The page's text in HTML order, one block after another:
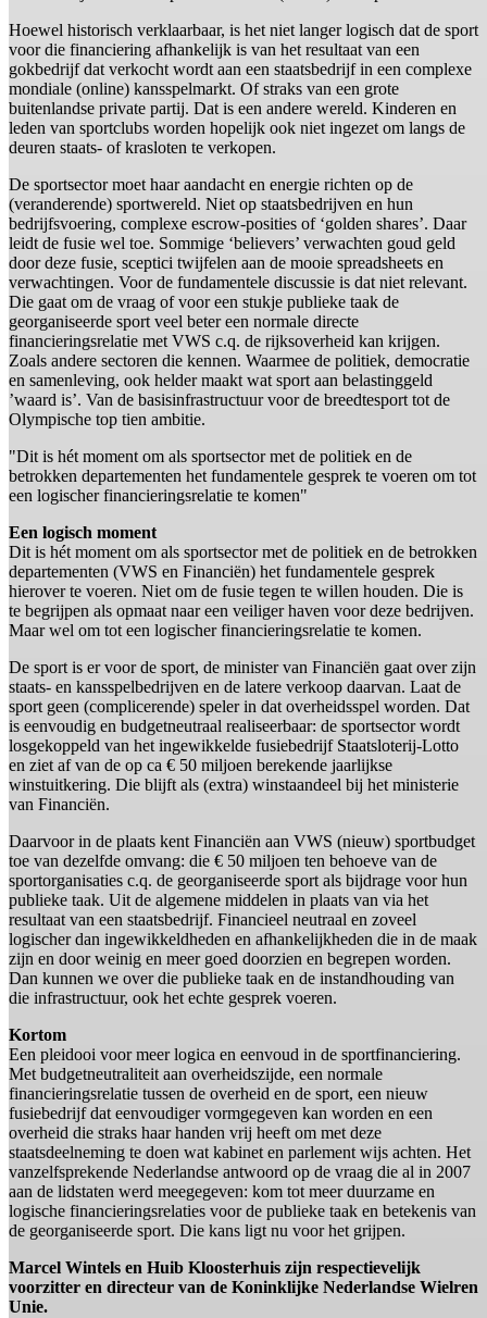
Hoewel historisch verklaarbaar, is het niet langer logisch dat de sport
voor die financiering afhankelijk is van het resultaat van een
gokbedrijf dat verkocht wordt aan een staatsbedrijf in een complexe
mondiale (online) kansspelmarkt. Of straks van een grote
buitenlandse private partij. Dat is een andere wereld. Kinderen en
leden van sportclubs worden hopelijk ook niet ingezet om langs de
deuren staats- of krasloten te verkopen.
De sportsector moet haar aandacht en energie richten op de
(veranderende) sportwereld. Niet op staatsbedrijven en hun
bedrijfsvoering, complexe escrow-posities of ‘golden shares’. Daar
leidt de fusie wel toe. Sommige ‘believers’ verwachten goud geld
door deze fusie, sceptici twijfelen aan de mooie spreadsheets en
verwachtingen. Voor de fundamentele discussie is dat niet relevant.
Die gaat om de vraag of voor een stukje publieke taak de
georganiseerde sport veel beter een normale directe
financieringsrelatie met VWS c.q. de rijksoverheid kan krijgen.
Zoals andere sectoren die kennen. Waarmee de politiek, democratie
en samenleving, ook helder maakt wat sport aan belastinggeld
’waard is’. Van de basisinfrastructuur voor de breedtesport tot de
Olympische top tien ambitie.
"Dit is hét moment om als sportsector met de politiek en de
betrokken departementen het fundamentele gesprek te voeren om tot
een logischer financieringsrelatie te komen"
Een logisch moment
Dit is hét moment om als sportsector met de politiek en de betrokken
departementen (VWS en Financiën) het fundamentele gesprek
hierover te voeren. Niet om de fusie tegen te willen houden. Die is
te begrijpen als opmaat naar een veiliger haven voor deze bedrijven.
Maar wel om tot een logischer financieringsrelatie te komen.
De sport is er voor de sport, de minister van Financiën gaat over zijn
staats- en kansspelbedrijven en de latere verkoop daarvan. Laat de
sport geen (complicerende) speler in dat overheidsspel worden. Dat
is eenvoudig en budgetneutraal realiseerbaar: de sportsector wordt
losgekoppeld van het ingewikkelde fusiebedrijf Staatsloterij-Lotto
en ziet af van de op ca € 50 miljoen berekende jaarlijkse
winstuitkering. Die blijft als (extra) winstaandeel bij het ministerie
van Financiën.
Daarvoor in de plaats kent Financiën aan VWS (nieuw) sportbudget
toe van dezelfde omvang: die € 50 miljoen ten behoeve van de
sportorganisaties c.q. de georganiseerde sport als bijdrage voor hun
publieke taak. Uit de algemene middelen in plaats van via het
resultaat van een staatsbedrijf. Financieel neutraal en zoveel
logischer dan ingewikkeldheden en afhankelijkheden die in de maak
zijn en door weinig en meer goed doorzien en begrepen worden.
Dan kunnen we over die publieke taak en de instandhouding van
die infrastructuur, ook het echte gesprek voeren.
Kortom
Een pleidooi voor meer logica en eenvoud in de sportfinanciering.
Met budgetneutraliteit aan overheidszijde, een normale
financieringsrelatie tussen de overheid en de sport, een nieuw
fusiebedrijf dat eenvoudiger vormgegeven kan worden en een
overheid die straks haar handen vrij heeft om met deze
staatsdeelneming te doen wat kabinet en parlement wijs achten. Het
vanzelfsprekende Nederlandse antwoord op de vraag die al in 2007
aan de lidstaten werd meegegeven: kom tot meer duurzame en
logische financieringsrelaties voor de publieke taak en betekenis van
de georganiseerde sport. Die kans ligt nu voor het grijpen.
Marcel Wintels en Huib Kloosterhuis zijn respectievelijk
voorzitter en directeur van de Koninklijke Nederlandse Wielren
Unie.